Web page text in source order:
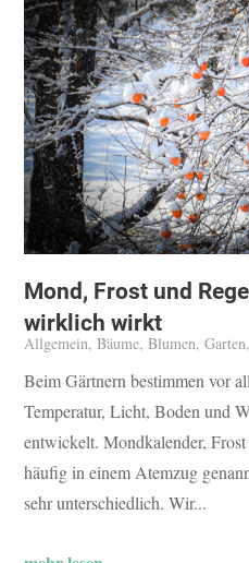
Mond, Frost und
wirklich wirkt
Allgemein,Bäume,Blumen,Garten
Beim Gärtnern bestimmen vor
Temperatur, Licht, Boden und
entwickelt. Mondkalender,
häufig in einem Atemzug
sehr unterschiedlich. Wir...